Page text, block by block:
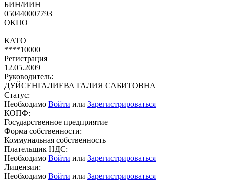
БИН/ИИН
050440007793
ОКПО
КАТО
****10000
Регистрация
12.05.2009
Руководитель:
ДУЙСЕНГАЛИЕВА ГАЛИЯ САБИТОВНА
Статус:
Необходимо Войти или Зарегистрироваться
КОПФ:
Государственное предприятие
Форма собственности:
Коммунальная собственность
Плательщик НДС:
Необходимо Войти или Зарегистрироваться
Лицензии:
Необходимо Войти или Зарегистрироваться